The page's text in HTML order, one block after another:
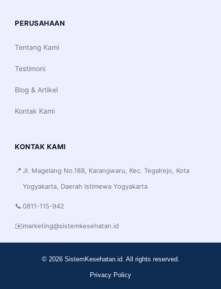
PERUSAHAAN
Tentang Kami
Testimoni
Blog & Artikel
Kontak Kami
KONTAK KAMI
📍Jl. Magelang No.188, Karangwaru, Kec. Tegalrejo, Kota
Yogyakarta, Daerah Istimewa Yogyakarta
📞0811-115-942
✉️marketing@sistemkesehatan.id
© 2026 SistemKesehatan.id. All rights reserved.
Privacy Policy